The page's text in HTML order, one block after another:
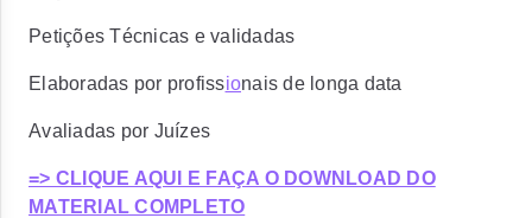
Petições Técnicas e validadas
Elaboradas por profissionais de longa data
Avaliadas por Juízes
=> CLIQUE AQUI E FAÇA O DOWNLOAD DO
MATERIAL COMPLETO